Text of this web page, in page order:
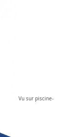
Vu sur piscine-